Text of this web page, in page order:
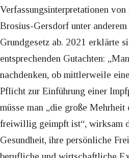
Verfassungsinterpretationen
Brosius-Gersdorf unter
Grundgesetz ab. 2021 erklärte
entsprechenden Gutachten:
nachdenken, ob mittlerweile
Pflicht zur Einführung einer
müsse man „die große
freiwillig geimpft ist“, wirksam
Gesundheit, ihre persönliche